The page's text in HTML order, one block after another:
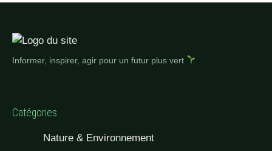
Informer, inspirer, agir pour un futur plus vert
Catégories
Nature & Environnement